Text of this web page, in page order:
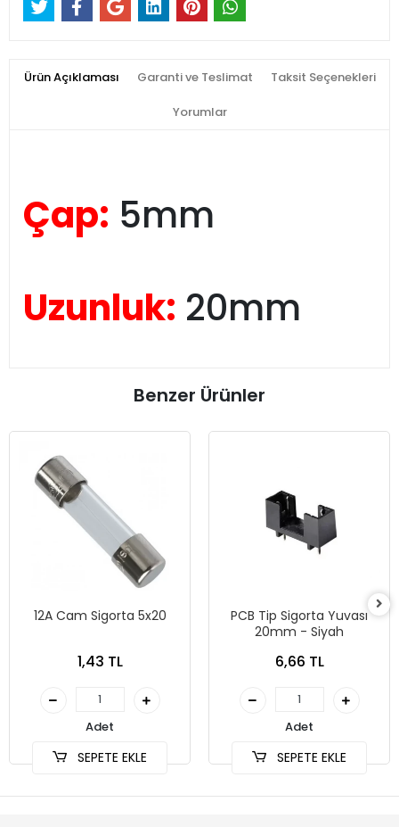
Ürün Açıklaması Garanti ve Teslimat Taksit Seçenekleri
Yorumlar
Çap: 5mm
Uzunluk: 20mm
Benzer Ürünler
12A Cam Sigorta 5x20
1,43 TL
Adet
SEPETE EKLE
PCB Tip Sigorta Yuvası
20mm - Siyah
6,66 TL
Adet
SEPETE EKLE